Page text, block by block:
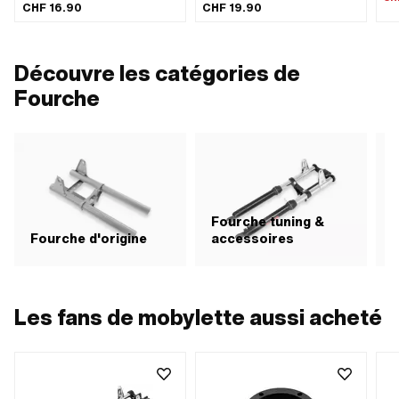
d'application: Standard · Distance
CHF 16.90
d'application: Performance ·
CHF 19.90
Découvre les catégories de
Fourche
Fourche d'origine
Fourche tuning &
accessoires
Les fans de mobylette aussi acheté